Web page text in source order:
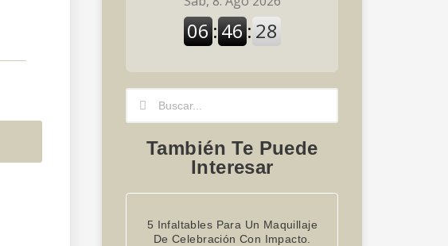
También Te Puede
Interesar
5 Infaltables Para Un Maquillaje
De Celebración Con Impacto.